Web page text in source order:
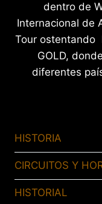
dentro de
Internacional de
Tour ostentando
GOLD,
diferentes
HISTORIA
CIRCUITOS Y
HISTORIAL